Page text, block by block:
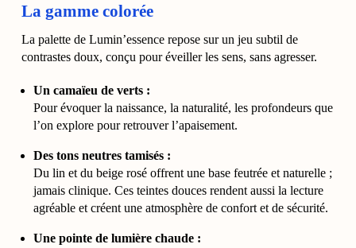
La gamme colorée
La palette de Lumin’essence repose sur un jeu subtil de
contrastes doux, conçu pour éveiller les sens, sans agresser.
Un camaïeu de verts :
Pour évoquer la naissance, la naturalité, les profondeurs que
l’on explore pour retrouver l’apaisement.
Des tons neutres tamisés :
Du lin et du beige rosé offrent une base feutrée et naturelle ;
jamais clinique. Ces teintes douces rendent aussi la lecture
agréable et créent une atmosphère de confort et de sécurité.
Une pointe de lumière chaude :